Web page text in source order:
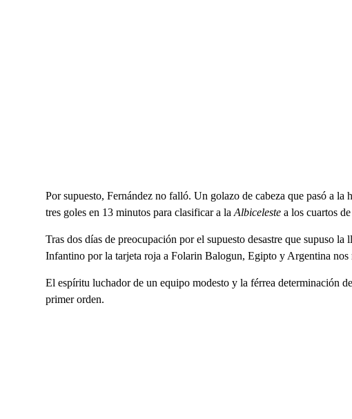
Por supuesto, Fernández no falló. Un golazo de cabeza que pasó a
tres goles en 13 minutos para clasificar a la Albicelestea los cuartos
Tras dos días de preocupación por el supuesto desastre que supuso
Infantino por la tarjeta roja a Folarin Balogun, Egipto y Argentina nos
El espíritu luchador de un equipo modesto y la férrea determinación
primer orden.